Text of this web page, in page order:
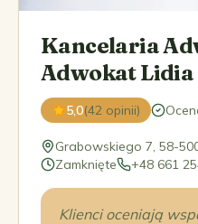
Kancelaria
Adwokat
5,0(42 opinii)
Grabowskiego 7, 58-
Zamknięte
+48 661
Klienci oceniają